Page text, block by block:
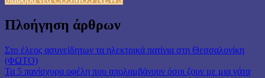
Πλοήγηση άρθρων
Στο έλεος ασυνείδητων τα ηλεκτρικά πατίνια στη Θεσσαλονίκη
(ΦΩΤΟ)
Τα 5 πανίσχυρα οφέλη που απολαμβάνουν όσοι ζουν με μια γάτα